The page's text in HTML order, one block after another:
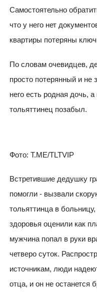
Самостоятельно
что у него нет
квартиры потеряны
По словам очевидцев,
просто потерянный и не
него есть родная дочь,
тольяттинец позабыл.
Фото: T.ME/TLTVIP
Встретившие дедушку
помогли - вызвали
тольяттинца в
здоровья оценили как
мужчина попал в руки
четверо суток.
источникам, люди
отца, и он не останется